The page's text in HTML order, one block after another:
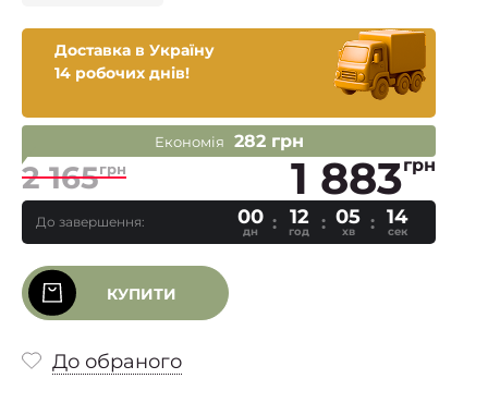
Доставка в Україну
14 робочих днів!
Економія 282 грн
2 165грн 1 883грн
До завершення: 00
дн
12
год
05
хв
13
сек
КУПИТИ
До обраного